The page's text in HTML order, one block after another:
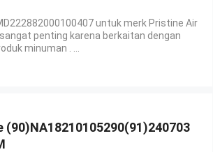
untuk merk Pristine Air
penting karena berkaitan dengan
minuman . ...
(90)NA18210105290(91)240703